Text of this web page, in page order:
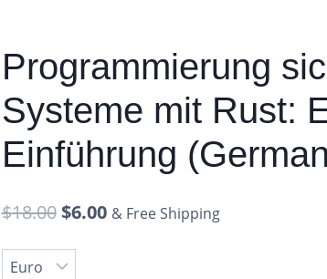
Programmierung
Systeme mit Rust:
Einführung
$18.00 $6.00 & Free Shipping